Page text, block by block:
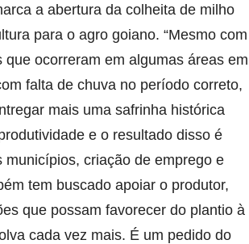
a abertura da colheita de milho
para o agro goiano. “Mesmo com
ocorreram em algumas áreas em
falta de chuva no período correto,
mais uma safrinha histórica
e o resultado disso é
criação de emprego e
tem buscado apoiar o produtor,
que possam favorecer do plantio à
cada vez mais. É um pedido do